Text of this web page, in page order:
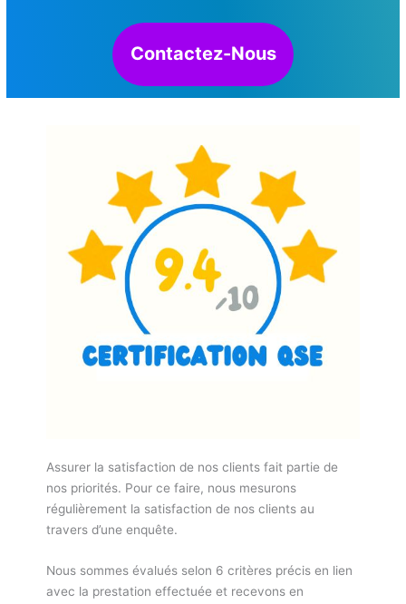
Contactez-Nous
Assurer la satisfaction de nos clients fait partie de
nos priorités. Pour ce faire, nous mesurons
régulièrement la satisfaction de nos clients au
travers d’une enquête.
Nous sommes évalués selon 6 critères précis en lien
avec la prestation effectuée et recevons en